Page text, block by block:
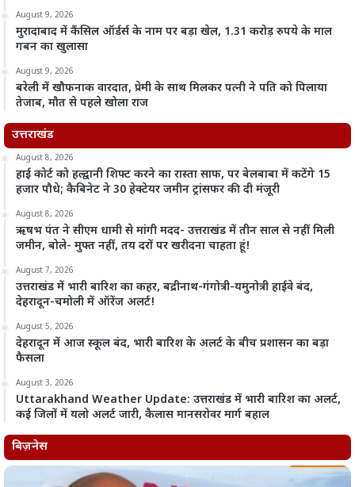
August 9, 2026
मुरादाबाद में कैंसिल ऑर्डर्स के नाम पर बड़ा खेल, 1.31 करोड़ रुपये के माल
गबन का खुलासा
August 9, 2026
बरेली में खौफनाक वारदात, प्रेमी के साथ मिलकर पत्नी ने पति को पिलाया
तेजाब, मौत से पहले खोला राज
उत्तराखंड
August 8, 2026
हाई कोर्ट को हल्द्वानी शिफ्ट करने का रास्ता साफ, पर बेलबाबा में कटेंगे 15
हजार पौधे; कैबिनेट ने 30 हेक्टेयर जमीन ट्रांसफर की दी मंजूरी
August 8, 2026
ऋषभ पंत ने सीएम धामी से मांगी मदद- उत्तराखंड में तीन साल से नहीं मिली
जमीन, बोले- मुफ्त नहीं, तय दरों पर खरीदना चाहता हूं!
August 7, 2026
उत्तराखंड में भारी बारिश का कहर, बद्रीनाथ-गंगोत्री-यमुनोत्री हाईवे बंद,
देहरादून-चमोली में ऑरेंज अलर्ट!
August 5, 2026
देहरादून में आज स्कूल बंद, भारी बारिश के अलर्ट के बीच प्रशासन का बड़ा
फैसला
August 3, 2026
Uttarakhand Weather Update: उत्तराखंड में भारी बारिश का अलर्ट,
कई जिलों में यलो अलर्ट जारी, कैलास मानसरोवर मार्ग बहाल
बिज़नेस